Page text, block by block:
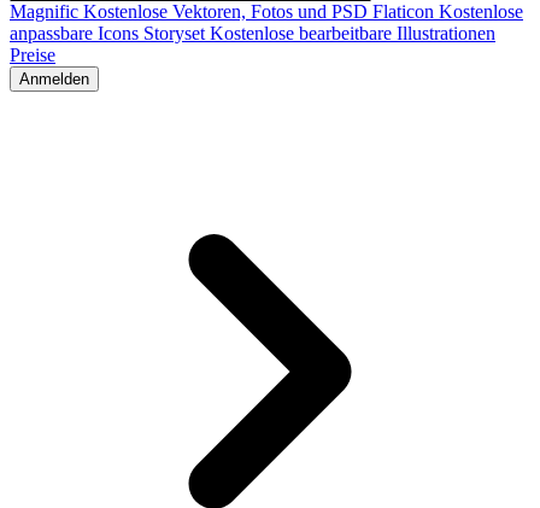
Magnific Kostenlose Vektoren, Fotos und PSD Flaticon Kostenlose
anpassbare Icons Storyset Kostenlose bearbeitbare Illustrationen
Preise
Anmelden